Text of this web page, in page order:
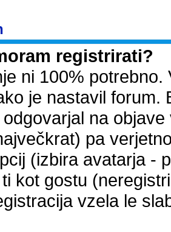
registrirati?
ni 100%
je nastavil forum.
na
pa
(izbira avatarja -
kot gostu
vzela le